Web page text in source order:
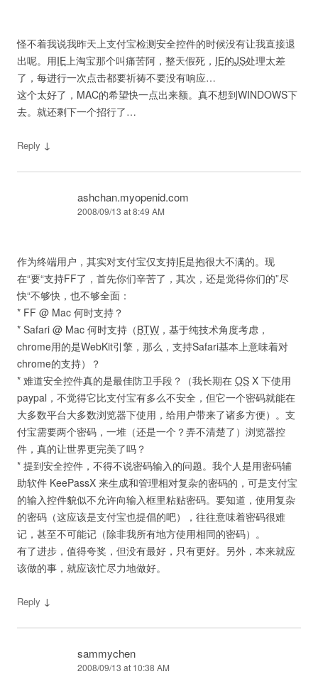
怪不着我说我昨天上支付宝检测安全控件的时候没有让我直接退
出呢。用IE 上淘宝那个叫痛苦阿，整天假死， IE的JS处理太差
了，每进行一次点击都要祈祷不要没有响应…
这个太好了，MAC的希望快一点出来额。真不想到WINDOWS下
去。就还剩下一个招行了…
Reply ↓
ashchan.myopenid.com
2008/09/13 at 8:49 AM
作为终端用户，其实对支付宝仅支持IE是抱很大不满的。现
在“要“支持FF了，首先你们辛苦了，其次，还是觉得你们的”尽
快“不够快，也不够全面：
* FF @ Mac 何时支持？
* Safari @ Mac 何时支持（BTW ，基于纯技术角度考虑，
chrome用的是WebKit引擎，那么，支持Safari基本上意味着对
chrome的支持）？
* 难道安全控件真的是最佳防卫手段？（我长期在 OS X 下使用
paypal，不觉得它比支付宝有多么不安全，但它一个密码就能在
大多数平台大多数浏览器下使用，给用户带来了诸多方便）。支
付宝需要两个密码，一堆（还是一个？弄不清楚了）浏览器控
件，真的让世界更完美了吗？
* 提到安全控件，不得不说密码输入的问题。我个人是用密码辅
助软件 KeePassX 来生成和管理相对复杂的密码的，可是支付宝
的输入控件貌似不允许向输入框里粘贴密码。要知道，使用复杂
的密码（这应该是支付宝也提倡的吧），往往意味着密码很难
记，甚至不可能记（除非我所有地方使用相同的密码）。
有了进步，值得夸奖，但没有最好，只有更好。另外，本来就应
该做的事，就应该忙尽力地做好。
Reply ↓
sammychen
2008/09/13 at 10:38 AM